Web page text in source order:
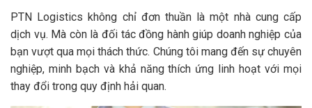
PTN Logistics không chỉ đơn thuần là một nhà cung cấp
dịch vụ. Mà còn là đối tác đồng hành giúp doanh nghiệp của
bạn vượt qua mọi thách thức. Chúng tôi mang đến sự chuyên
nghiệp, minh bạch và khả năng thích ứng linh hoạt với mọi
thay đổi trong quy định hải quan.